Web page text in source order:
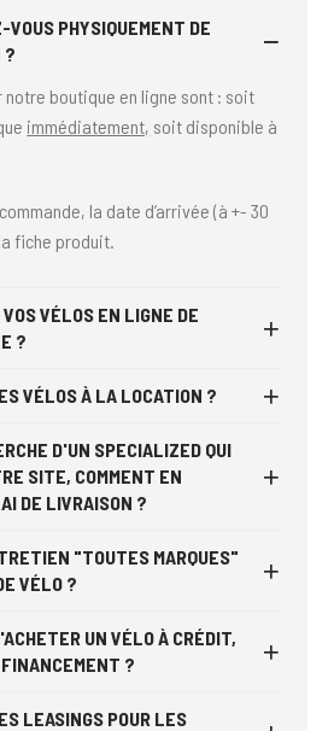
VOUS PHYSIQUEMENT DE
?
notre boutique en ligne sont : soit
immédiatement, soit disponible à
la date d’arrivée (à +- 30
fiche produit.
VÉLOS EN LIGNE DE
?
VÉLOS À LA LOCATION ?
D'UN SPECIALIZED QUI
SITE, COMMENT EN
DE LIVRAISON ?
"TOUTES MARQUES"
VÉLO ?
UN VÉLO À CRÉDIT,
FINANCEMENT ?
LEASINGS POUR LES